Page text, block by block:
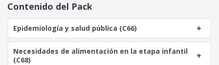
n
u
Contenido del Pack
Epidemiología y salud pública (C66)
Necesidades de alimentación en la etapa infantil
(C68)